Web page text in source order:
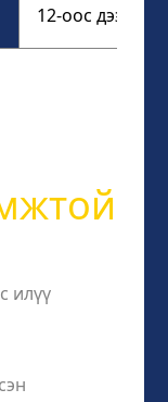
12-оос дээш
илүү